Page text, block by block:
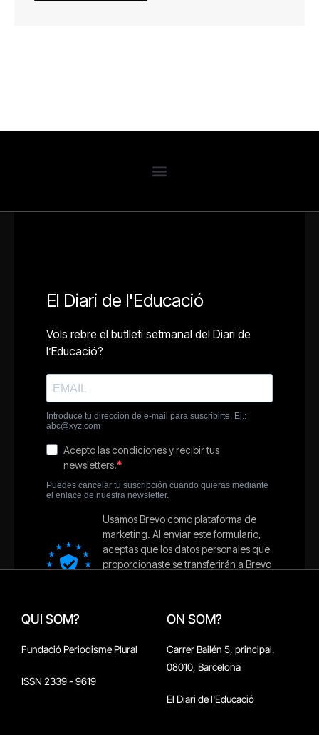
QUI SOM?
Fundació Periodisme Plural
ISSN 2339 - 9619
ON SOM?
Carrer Bailén 5, principal.
08010, Barcelona
El Diari de l'Educació